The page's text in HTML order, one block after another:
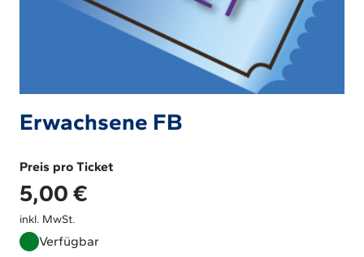
Erwachsene FB
Preis pro Ticket
5,00 €
inkl. MwSt.
Verfügbar